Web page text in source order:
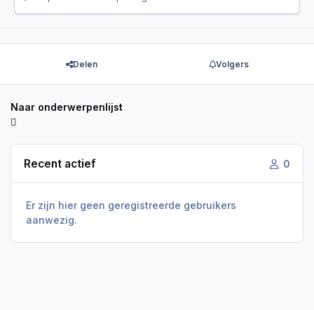
Delen Volgers
Naar onderwerpenlijst
Recent actief 0
Er zijn hier geen geregistreerde gebruikers
aanwezig.